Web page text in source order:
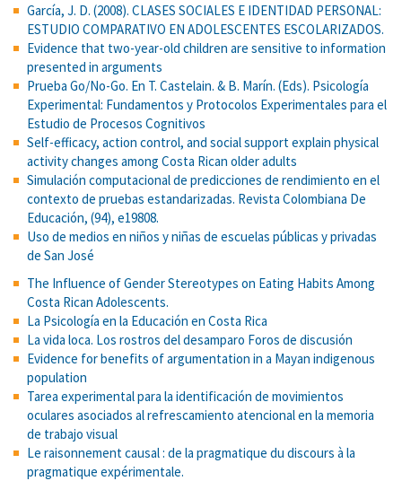
García, J. D. (2008). CLASES SOCIALES E IDENTIDAD PERSONAL:
ESTUDIO COMPARATIVO EN ADOLESCENTES ESCOLARIZADOS.
Evidence that two-year-old children are sensitive to information
presented in arguments
Prueba Go/No-Go. En T. Castelain. & B. Marín. (Eds). Psicología
Experimental: Fundamentos y Protocolos Experimentales para el
Estudio de Procesos Cognitivos
Self-efficacy, action control, and social support explain physical
activity changes among Costa Rican older adults
Simulación computacional de predicciones de rendimiento en el
contexto de pruebas estandarizadas. Revista Colombiana De
Educación, (94), e19808.
Uso de medios en niños y niñas de escuelas públicas y privadas
de San José
The Influence of Gender Stereotypes on Eating Habits Among
Costa Rican Adolescents.
La Psicología en la Educación en Costa Rica
La vida loca. Los rostros del desamparo Foros de discusión
Evidence for benefits of argumentation in a Mayan indigenous
population
Tarea experimental para la identificación de movimientos
oculares asociados al refrescamiento atencional en la memoria
de trabajo visual
Le raisonnement causal : de la pragmatique du discours à la
pragmatique expérimentale.